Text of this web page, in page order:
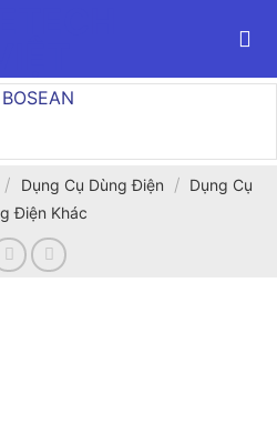
/ Dụng Cụ Dùng Điện / Dụng Cụ
Điện Khác